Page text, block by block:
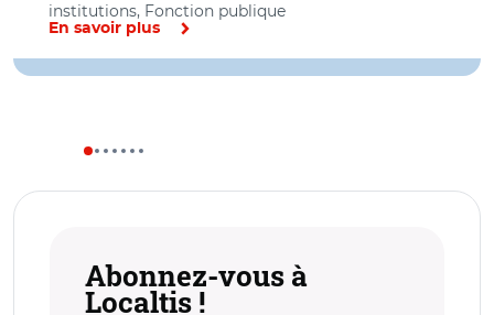
institutions, Fonction publique
En savoir plus
Abonnez-vous à
Localtis !